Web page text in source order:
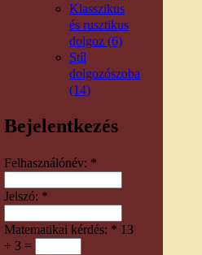
Klasszikus
és rusztikus
dolgoz (6)
Stíl
dolgozószoba
(14)
Bejelentkezés
Felhasználónév: *
Jelszó: *
Matematikai kérdés: * 13
+ 3 =